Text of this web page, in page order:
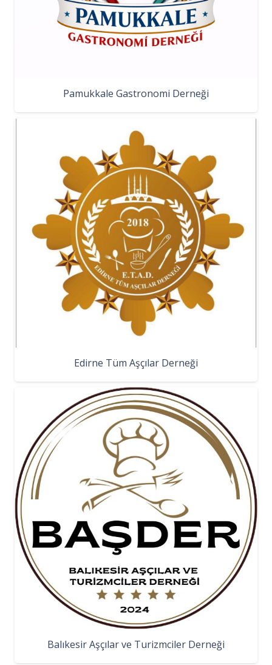
Pamukkale Gastronomi Derneği
Edirne Tüm Aşçılar Derneği
Balıkesir Aşçılar ve Turizmciler Derneği